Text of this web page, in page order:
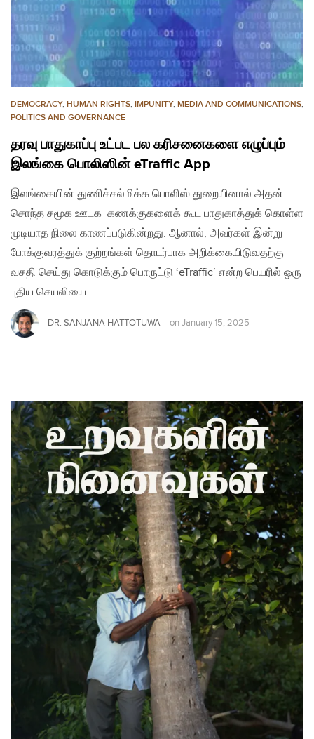
DEMOCRACY, HUMAN RIGHTS, IMPUNITY, MEDIA AND COMMUNICATIONS,
POLITICS AND GOVERNANCE
தரவு பாதுகாப்பு உட்பட பல கரிசனைகளை எழுப்பும்
இலங்கை பொலிஸின் eTraffic App
இலங்கையின் துணிச்சல்மிக்க பொலிஸ் துறையினால் அதன்
சொந்த சமூக ஊடக கணக்குகளைக் கூட பாதுகாத்துக் கொள்ள
முடியாத நிலை காணப்படுகின்றது. ஆனால், அவர்கள் இன்று
போக்குவரத்துக் குற்றங்கள் தொடர்பாக அறிக்கையிடுவதற்கு
வசதி செய்து கொடுக்கும் பொருட்டு ‘eTraffic’ என்ற பெயரில் ஒரு
புதிய செயலியை…
DR. SANJANA HATTOTUWA on January 15, 2025